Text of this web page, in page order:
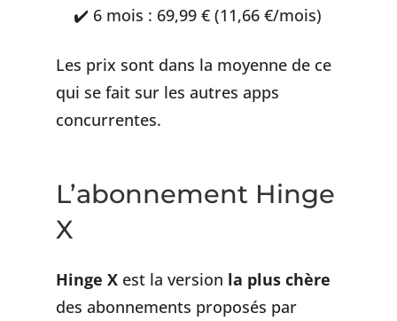
6 mois : 69,99 € (11,66 €/mois)
Les prix sont dans la moyenne de ce
qui se fait sur les autres apps
concurrentes.
L’abonnement Hinge
X
Hinge Xest la version la plus chère
des abonnements proposés par